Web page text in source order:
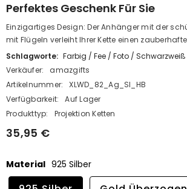
Perfektes Geschenk Für Sie
Einzigartiges Design: Der Anhänger mit der
mit Flügeln verleiht Ihrer Kette einen
Schlagworte: Farbig / Fee / Foto / Schwarzweiß
Verkäufer:
amazgifts
Artikelnummer:
XLWD_82_Ag_SI_HB
Verfügbarkeit:
Auf Lager
Produkttyp:
Projektion Ketten
35,95 €
Material 925 Silber